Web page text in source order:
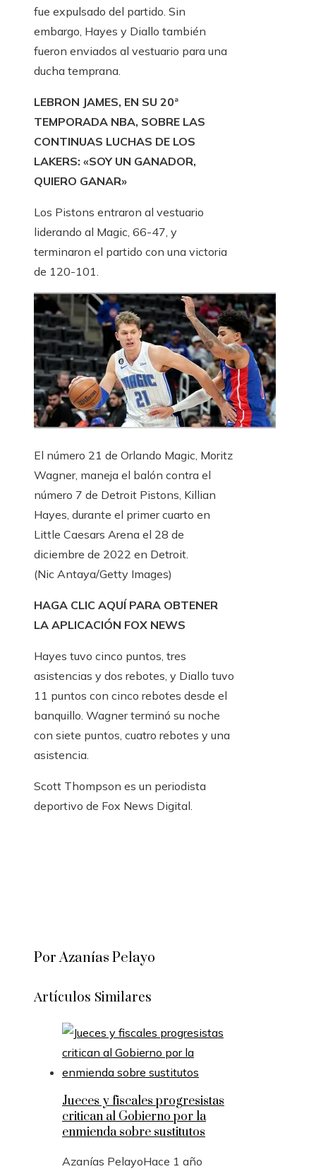
fue expulsado del partido. Sin
embargo, Hayes y Diallo también
fueron enviados al vestuario para una
ducha temprana.
LEBRON JAMES, EN SU 20ª
TEMPORADA NBA, SOBRE LAS
CONTINUAS LUCHAS DE LOS
LAKERS: «SOY UN GANADOR,
QUIERO GANAR»
Los Pistons entraron al vestuario
liderando al Magic, 66-47, y
terminaron el partido con una victoria
de 120-101.
El número 21 de Orlando Magic, Moritz
Wagner, maneja el balón contra el
número 7 de Detroit Pistons, Killian
Hayes, durante el primer cuarto en
Little Caesars Arena el 28 de
diciembre de 2022 en Detroit.
(Nic Antaya/Getty Images)
HAGA CLIC AQUÍ PARA OBTENER
LA APLICACIÓN FOX NEWS
Hayes tuvo cinco puntos, tres
asistencias y dos rebotes, y Diallo tuvo
11 puntos con cinco rebotes desde el
banquillo. Wagner terminó su noche
con siete puntos, cuatro rebotes y una
asistencia.
Scott Thompson es un periodista
deportivo de Fox News Digital.
Por Azanías Pelayo
Artículos Similares
Jueces y fiscales progresistas
critican al Gobierno por la
enmienda sobre sustitutos
Azanías PelayoHace 1 año